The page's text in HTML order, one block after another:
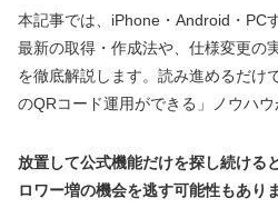
本記事では、iPhone・Android・PC
最新の取得・作成法や、仕様変更の
を徹底解説します。読み進めるだけ
のQRコード運用ができる」ノウハウ
放置して公式機能だけを探し続ける
ロワー増の機会を逃す可能性もありま